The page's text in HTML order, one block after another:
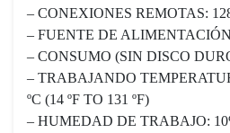
– CONEXIONES REMOTAS:
– FUENTE DE
– CONSUMO (SIN DISCO
– TRABAJANDO
ºC (14 ºF TO 131 ºF)
– HUMEDAD DE TRABAJO: